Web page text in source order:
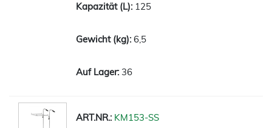
125
6,5
36
KM153-SS